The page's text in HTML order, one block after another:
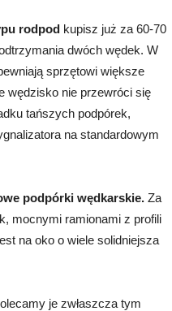
rodpod kupisz już za 60-70
dwóch wędek. W
sprzętowi większe
wędzisko nie przewróci się
tańszych podpórek,
na standardowym
podpórki wędkarskie. Za
mocnymi ramionami z profili
na oko o wiele solidniejsza
je zwłaszcza tym